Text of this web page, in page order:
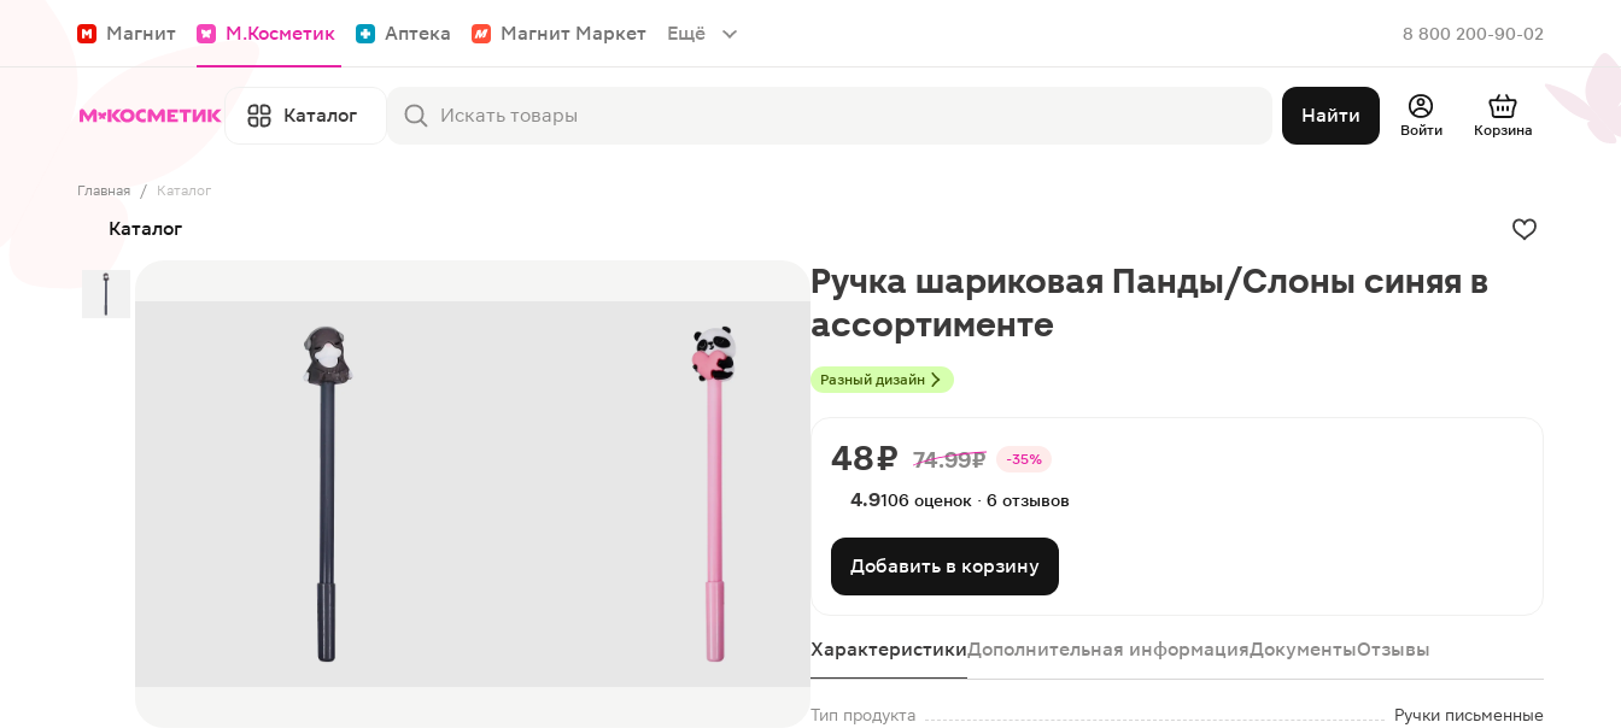
Магнит М.Косметик Аптека Магнит Маркет Ещё 8 800 200-90-02
Каталог Найти
Войти Корзина
Главная / Каталог
Каталог
Разный дизайн
Ручка шариковая Панды/Слоны синяя в
ассортименте
48 ₽ 74.99 ₽ -35%
4.9106 оценок · 6 отзывов
Добавить в корзину
ХарактеристикиДополнительная информацияДокументыОтзывы
Тип продукта
Ручки письменные